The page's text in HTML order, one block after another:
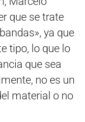
que se trate
ya que
tipo, lo que lo
que sea
no es un
material o no